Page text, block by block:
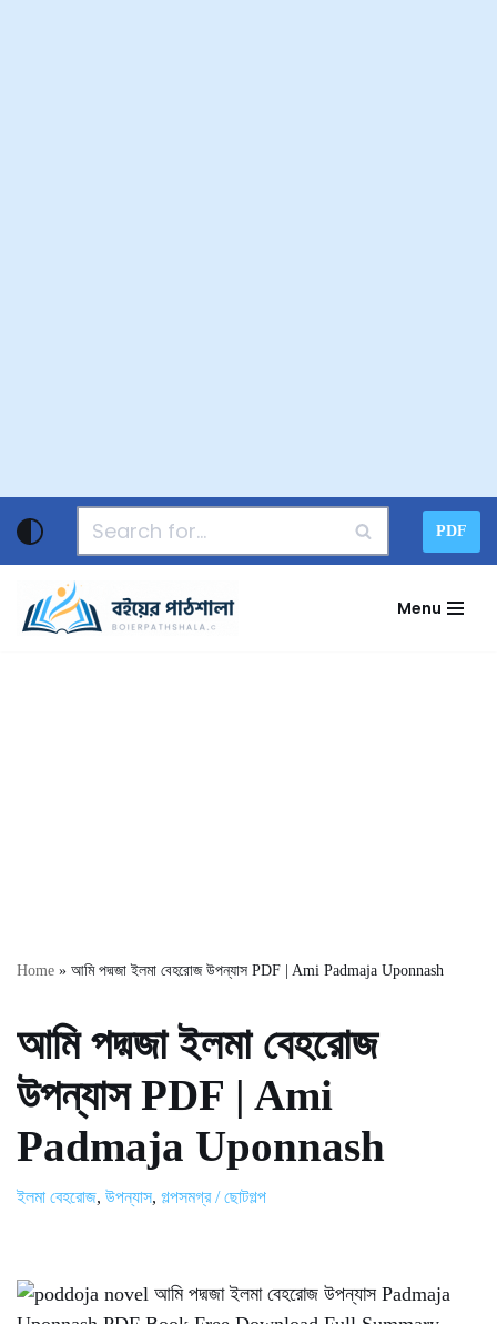
content
PDF
Menu
Home » আমি পদ্মজা ইলমা বেহরোজ উপন্যাস PDF | Ami Padmaja Uponnash
আমি পদ্মজা ইলমা বেহরোজ
উপন্যাস PDF | Ami
Padmaja Uponnash
ইলমা বেহরোজ, উপন্যাস, গল্পসমগ্র / ছোটগল্প